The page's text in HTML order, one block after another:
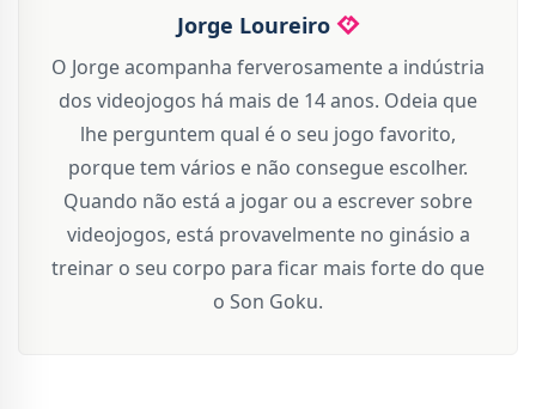
Jorge Loureiro
O Jorge acompanha ferverosamente a indústria
dos videojogos há mais de 14 anos. Odeia que
lhe perguntem qual é o seu jogo favorito,
porque tem vários e não consegue escolher.
Quando não está a jogar ou a escrever sobre
videojogos, está provavelmente no ginásio a
treinar o seu corpo para ficar mais forte do que
o Son Goku.